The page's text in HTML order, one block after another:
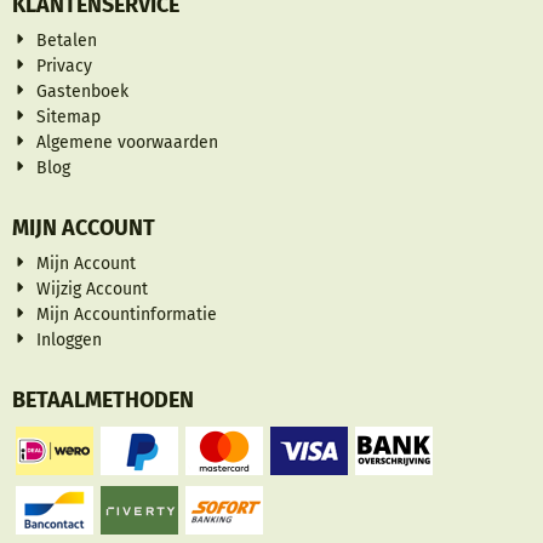
Betalen
Privacy
Gastenboek
Sitemap
Algemene voorwaarden
Blog
MIJN ACCOUNT
Mijn Account
Wijzig Account
Mijn Accountinformatie
Inloggen
BETAALMETHODEN